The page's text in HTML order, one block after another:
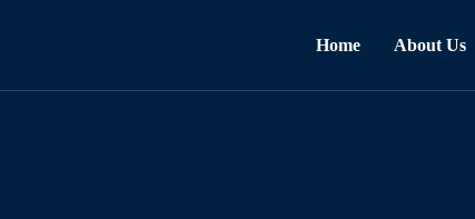
Home About Us